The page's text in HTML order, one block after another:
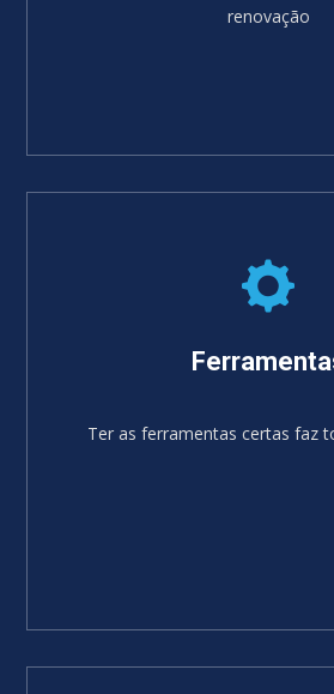
renovação
Ter as ferramentas certas faz